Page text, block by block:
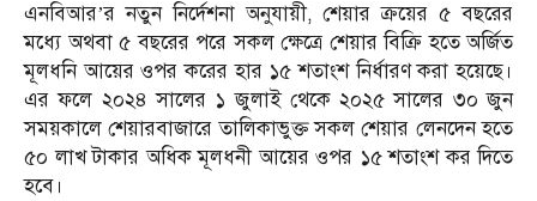
এনবিআর’র নতুন নির্দেশনা অনুযায়ী, শেয়ার ক্রয়ের ৫ বছরের
মধ্যে অথবা ৫ বছরের পরে সকল ক্ষেত্রে শেয়ার বিক্রি হতে অর্জিত
মূলধনি আয়ের ওপর করের হার ১৫ শতাংশ নির্ধারণ করা হয়েছে।
এর ফলে ২০২৪ সালের ১ জুলাই থেকে ২০২৫ সালের ৩০ জুন
সময়কালে শেয়ারবাজারে তালিকাভুক্ত সকল শেয়ার লেনদেন হতে
৫০ লাখ টাকার অধিক মূলধনী আয়ের ওপর ১৫ শতাংশ কর দিতে
হবে।